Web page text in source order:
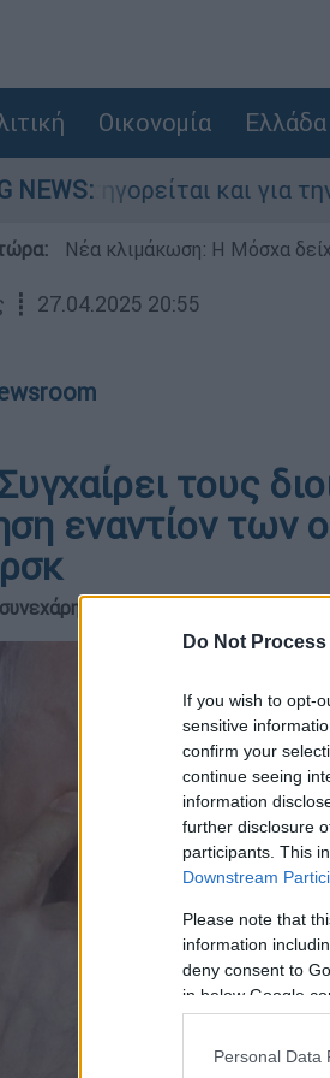
Do Not
If you wish to opt-
sensitive
confirm your
continue seeing
information
further disclosure
participants. This
Downstream
Please note that
information
deny consent to
in below Google
Personal Data
Οικονομία Ελλάδα
NEWS: και για την
Νέα κλιμάκωση: Η Μόσχα
┋ 27.04.2025 20:55
τους
εναντίον
για τη νίκη και τους